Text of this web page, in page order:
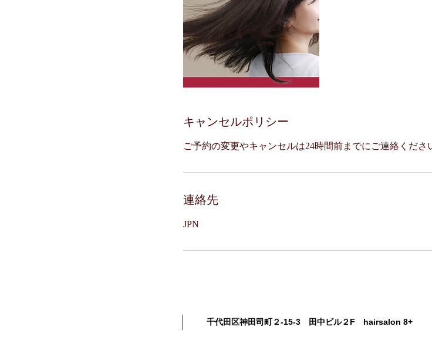
キャンセルポリシー
ご予約の変更やキャンセルは24時間前までにご連絡くださ
連絡先
JPN
千代田区神田司町２-15-3 田中ビル２F hairsalon 8+